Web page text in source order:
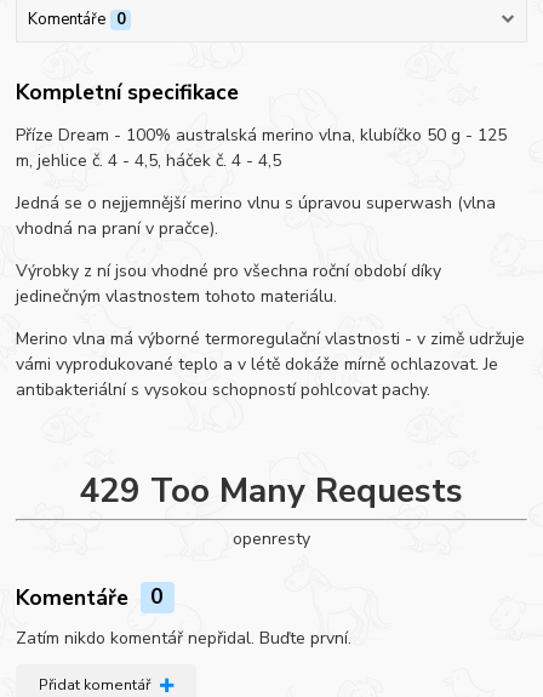
Komentáře 0
Kompletní specifikace
Příze Dream - 100% australská merino vlna, klubíčko 50 g - 125
m, jehlice č. 4 - 4,5, háček č. 4 - 4,5
Jedná se o nejjemnější merino vlnu s úpravou superwash (vlna
vhodná na praní v pračce).
Výrobky z ní jsou vhodné pro všechna roční období díky
jedinečným vlastnostem tohoto materiálu.
Merino vlna má výborné termoregulační vlastnosti - v zimě udržuje
vámi vyprodukované teplo a v létě dokáže mírně ochlazovat. Je
antibakteriální s vysokou schopností pohlcovat pachy.
429 Too Many Requests
openresty
Komentáře 0
Zatím nikdo komentář nepřidal. Buďte první.
Přidat komentář